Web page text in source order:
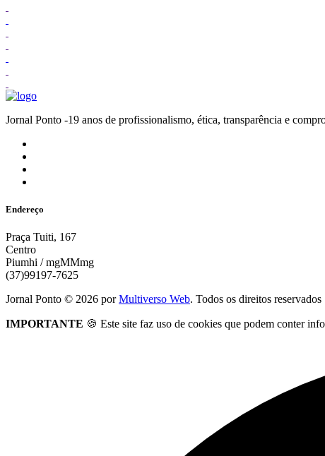
Jornal Ponto -19 anos de profissionalismo, ética, transparência e
Endereço
Praça Tuiti, 167
Centro
Piumhi / mgMMmg
(37)99197-7625
Jornal Ponto © 2026 porMultiverso Web. Todos os direitos reservados
IMPORTANTE 🍪 Este site faz uso de cookies que podem conter